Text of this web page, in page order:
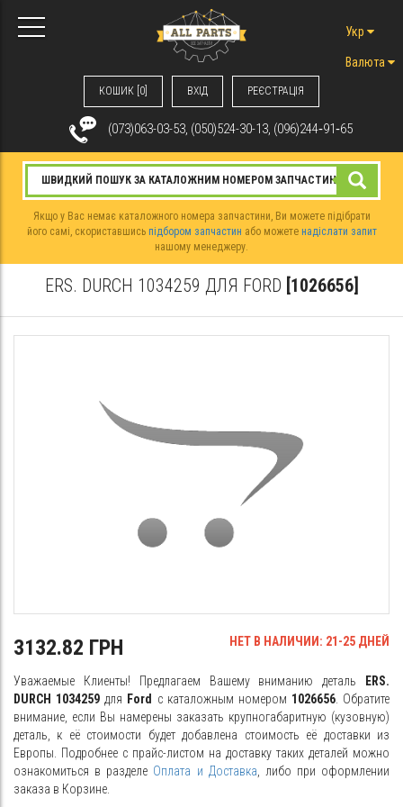
КОШИК [0] ВХIД РЕЄСТРАЦІЯ
Укр
Валюта
(073)063-03-53, (050)524-30-13, (096)244‑91‑65
Якщо у Вас немає каталожного номера запчастини, Ви можете підібрати
його самі, скориставшись підбором запчастин або можете надіслати запит
нашому менеджеру.
ERS. DURCH 1034259 ДЛЯ FORD [1026656]
3132.82 ГРН НЕТ В НАЛИЧИИ: 21-25 ДНЕЙ
Уважаемые Клиенты! Предлагаем Вашему вниманию деталь
ERS.
DURCH 1034259 для Ford с каталожным номером 1026656. Обратите
внимание, если Вы намерены заказать крупногабаритную (кузовную)
деталь, к её стоимости будет добавлена стоимость её доставки из
Европы. Подробнее с прайс-листом на доставку таких деталей можно
ознакомиться в разделе Оплата и Доставка , либо при оформлении
заказа в Корзине.